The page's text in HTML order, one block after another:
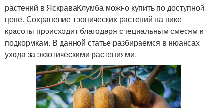
растений в ЯскраваКлумба можно купить по доступной
цене. Сохранение тропических растений на пике
красоты происходит благодаря специальным смесям и
подкормкам. В данной статье разбираемся в нюансах
ухода за экзотическими растениями.